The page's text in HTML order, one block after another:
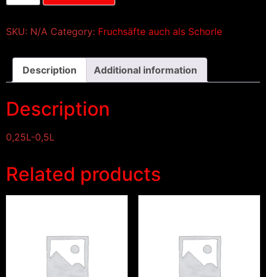
SKU: N/A Category: Fruchsäfte auch als Schorle
Description Additional information
Description
0,25L-0,5L
Related products